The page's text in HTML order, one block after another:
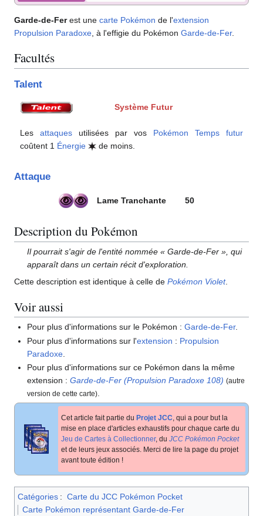
Garde-de-Ferest une carte Pokémon de l'extension
Propulsion Paradoxe , à l'effigie du Pokémon Garde-de-Fer.
Facultés
Talent
Système Futur
Les attaques utilisées par vos Pokémon Temps futur
coûtent 1 Énergie de moins.
Attaque
Lame Tranchante 50
Description du Pokémon
Il pourrait s'agir de l'entité nommée « Garde-de-Fer », qui
apparaît dans un certain récit d'exploration.
Cette description est identique à celle de Pokémon Violet.
Voir aussi
Pour plus d'informations sur le Pokémon :Garde-de-Fer.
Pour plus d'informations sur l'extension : Propulsion
Paradoxe
Pour plus d'informations sur ce Pokémon dans la même
extension :Garde-de-Fer (Propulsion Paradoxe 108) (autre
version de cette carte).
Cet article fait partie du Projet JCC, qui a pour but la
mise en place d'articles exhaustifs pour chaque carte du
Jeu de Cartes à Collectionner, du JCC Pokémon Pocket
et de leurs jeux associés. Merci de lire la page du projet
avant toute édition !
Catégories : Carte du JCC Pokémon Pocket
Carte Pokémon représentant Garde-de-Fer